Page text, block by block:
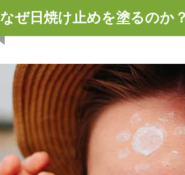
なぜ日焼け止めを塗るのか